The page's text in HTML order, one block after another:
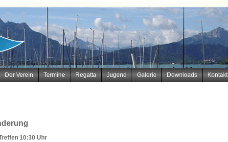
Der Verein Termine Regatta Jugend Galerie Downloads Kontakt
10:30 Uhr